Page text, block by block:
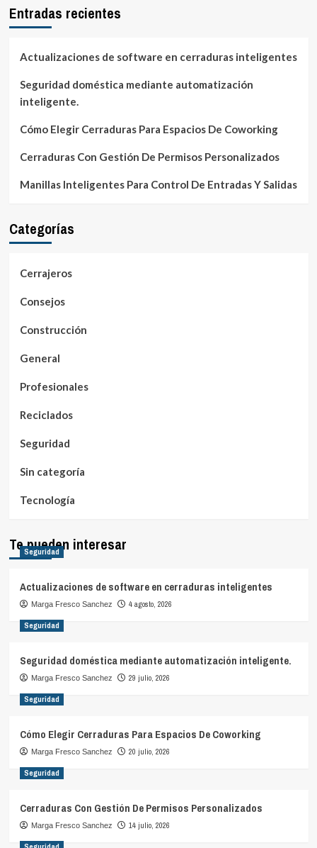
estas
Entradas recientes
Actualizaciones de software en cerraduras inteligentes
Seguridad doméstica mediante automatización
inteligente.
Cómo Elegir Cerraduras Para Espacios De Coworking
Cerraduras Con Gestión De Permisos Personalizados
Manillas Inteligentes Para Control De Entradas Y Salidas
Categorías
Cerrajeros
Consejos
Construcción
General
Profesionales
Reciclados
Seguridad
Sin categoría
Tecnología
Te pueden interesar
Seguridad
Actualizaciones de software en cerraduras inteligentes
Marga Fresco Sanchez 4 agosto, 2026
Seguridad
Seguridad doméstica mediante automatización inteligente.
Marga Fresco Sanchez 29 julio, 2026
Seguridad
Cómo Elegir Cerraduras Para Espacios De Coworking
Marga Fresco Sanchez 20 julio, 2026
Seguridad
Cerraduras Con Gestión De Permisos Personalizados
Marga Fresco Sanchez 14 julio, 2026